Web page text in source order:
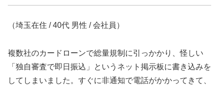
（埼玉在住 / 40代 男性 / 会社員）
複数社のカードローンで総量規制に引っかかり、怪しい
「独自審査で即日振込」というネット掲示板に書き込みを
してしまいました。すぐに非通知で電話がかかってきて、